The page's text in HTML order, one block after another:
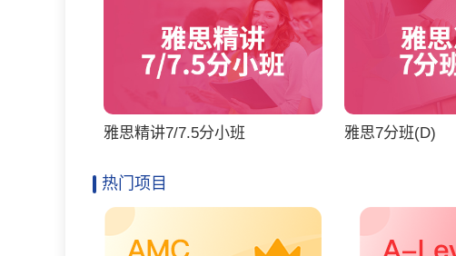
雅思精讲7/7.5分小班 雅思7分班(D)
热门项目